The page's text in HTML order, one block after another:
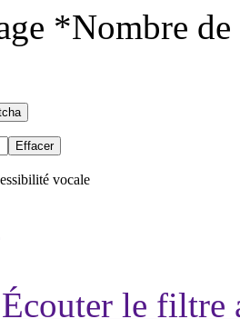
*Nombre
vocale
Écouter le filtre